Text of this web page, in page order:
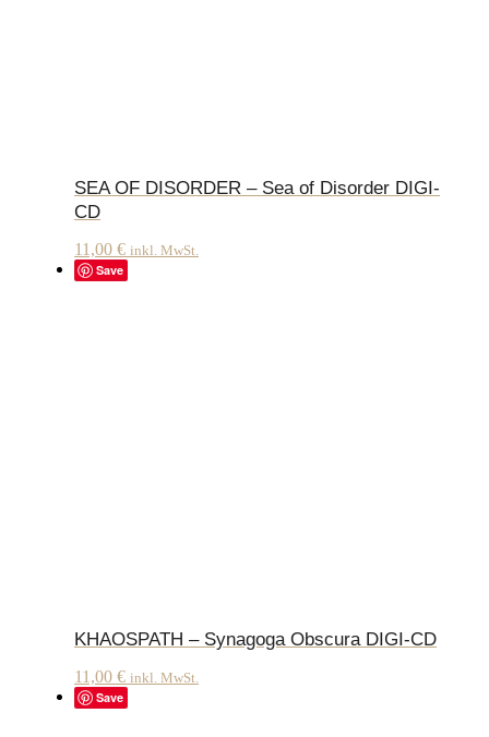
SEA OF DISORDER – Sea of Disorder DIGI-
CD
11,00 € inkl. MwSt.
Save
KHAOSPATH – Synagoga Obscura DIGI-CD
11,00 € inkl. MwSt.
Save